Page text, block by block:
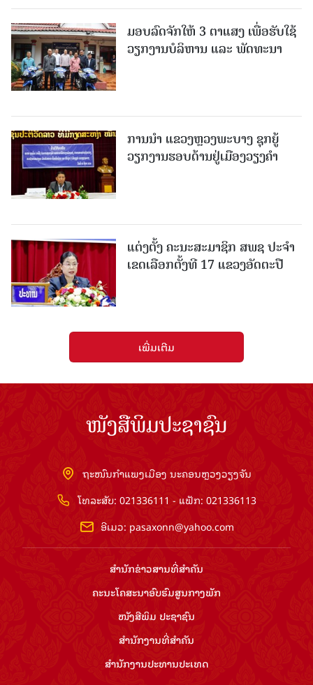
ມອບລົດຈັກໃຫ້ 3 ຕາແສງ ເພື່ອຮັບໃຊ້
ວຽກງານບໍລິຫານ ແລະ ພັດທະນາ
ການນຳ ແຂວງຫຼວງພະບາງ ຊຸກຍູ້
ວຽກງານຮອບດ້ານຢູ່ເມືອງວຽງຄໍາ
ແຕ່ງຕັ້ງ ຄະນະສະມາຊິກ ສພຊ ປະຈຳ
ເຂດເລືອກຕັ້ງທີ 17 ແຂວງອັດຕະປື
ເພີ່ມເຕີມ
ໜັງສືພິມປະຊາຊົນ
ຖະໜົນກຳແພງເມືອງ ນະຄອນຫຼວງວຽງຈັນ
ໂທລະສັບ: 021336111 - ແຟັກ: 021336113
ອີເມວ: pasaxonn@yahoo.com
ສຳ​ນັກ​ຂ່າວ​ສານ​ທີ່​ສຳ​ຄັນ​
ຄະນະໂຄສະນາອົບຮົມ​ສູນ​ກາງ​ພັກ
ໜັງສືພິມ ປະ​ຊາ​ຊົນ
ສຳ​ນັກ​ງານ​ທີ່​ສຳ​ຄັນ
ສຳ​ນັກ​ງານ​ປະ​ທານ​ປະ​ເທດ